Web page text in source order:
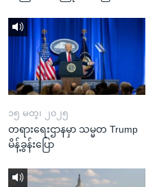
၁၅ မတ္၊ ၂၀၂၅
တရားရေးဌာနမှာ သမ္မတ Trump
မိန့်ခွန်းပြော